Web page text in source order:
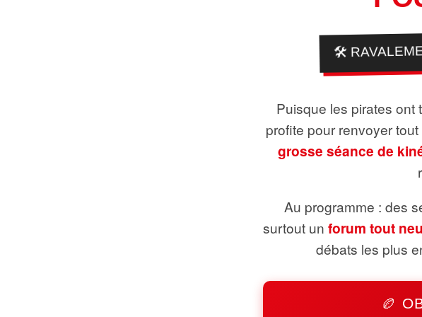
🛠️
Puisque les pirates ont
profite pour renvoyer
grosse séance de
Au programme : des
surtout un forum tout
débats les plus
🏉